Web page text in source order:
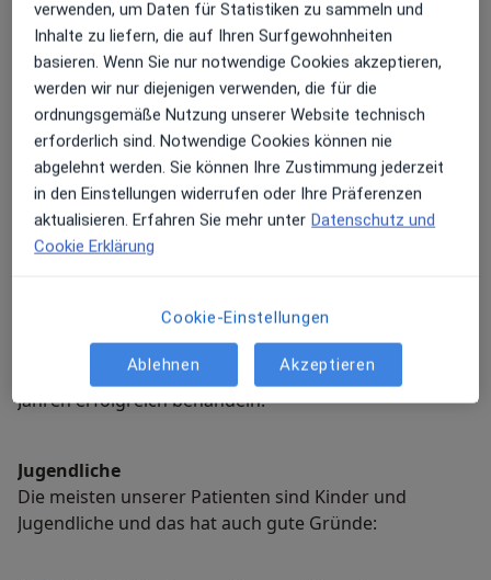
Zeitraum von 12 bis 18 Monaten. Insbesondere in der
Anfangszeit der Behandlung sollen die Geräte
möglichst viel (16-20 Stunden täglich) getragen
werden.
Lückenhalter bei vorzeitigem Milchzahnverlust
müssen meistens nur nachts getragen werden - so
lange bis der bleibende Nachfolger durchbricht.
myofunktionellen Geräten wie z.B. der
Mundvorhofplatte Trainer for Kids oder
Myobrace® sinnvoll sein mit denen wir seit über 12
Jahren erfolgreich behandeln.
Jugendliche
Die meisten unserer Patienten sind Kinder und
Jugendliche und das hat auch gute Gründe:
verwenden, um Daten für Statistiken zu sammeln und
Inhalte zu liefern, die auf Ihren Surfgewohnheiten
basieren. Wenn Sie nur notwendige Cookies akzeptieren,
werden wir nur diejenigen verwenden, die für die
ordnungsgemäße Nutzung unserer Website technisch
erforderlich sind. Notwendige Cookies können nie
abgelehnt werden. Sie können Ihre Zustimmung jederzeit
in den Einstellungen widerrufen oder Ihre Präferenzen
aktualisieren. Erfahren Sie mehr unter Datenschutz und
Cookie Erklärung
Cookie-Einstellungen
Ablehnen Akzeptieren